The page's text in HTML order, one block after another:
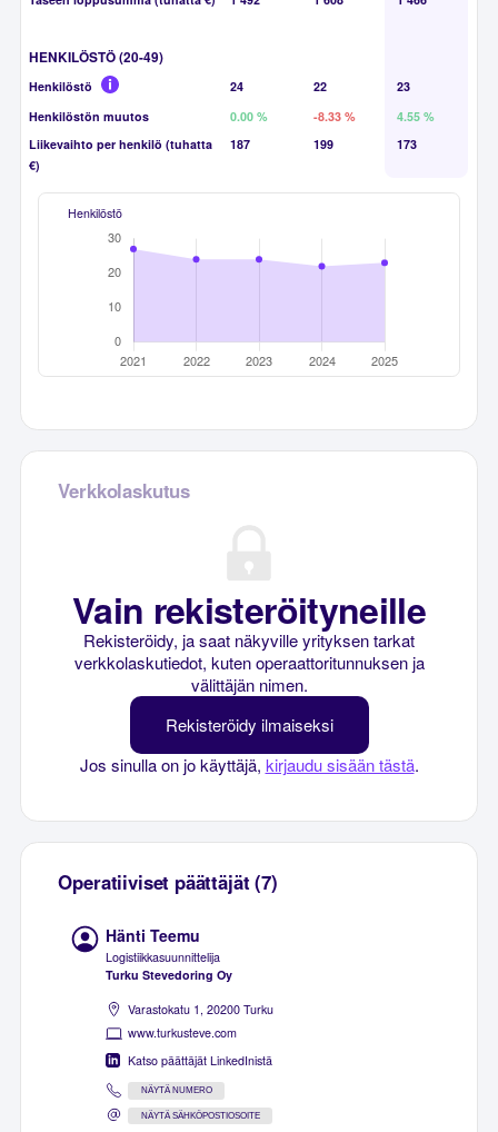
HENKILÖSTÖ (20-49)
Henkilöstö 24 22
23
Henkilöstön muutos
0.00 % -8.33 %
4.55 %
Liikevaihto per henkilö (tuhatta
€)
187 199 173
Henkilöstö
Verkkolaskutus
Vain rekisteröityneille
Rekisteröidy, ja saat näkyville yrityksen tarkat
verkkolaskutiedot, kuten operaattoritunnuksen ja
välittäjän nimen.
Rekisteröidy ilmaiseksi
Jos sinulla on jo käyttäjä, kirjaudu sisään tästä.
Operatiiviset päättäjät (7)
Hänti Teemu
Logistiikkasuunnittelija
Turku Stevedoring Oy
Varastokatu 1, 20200 Turku
www.turkusteve.com
Katso päättäjät LinkedInistä
NÄYTÄ NUMERO
NÄYTÄ SÄHKÖPOSTIOSOITE